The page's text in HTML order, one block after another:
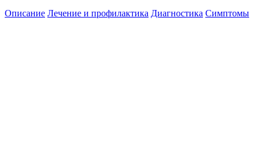
Описание Лечение и профилактика Диагностика Симптомы